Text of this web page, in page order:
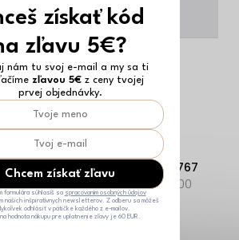
najskôr
+421 23332 9767
Po-Pi: 8:00-18:00
získať kód
zľavu 5€?
nám tu svoj e-mail a my sa ti
zľavou 5€ z ceny tvojej
prvej objednávky.
Chcem získať zľavu
formulára súhlasíš sa spracovaním osobných údajov
našich inšpiratívnych newsletterov. Z odberu sa môžeš
odhlásiť v pätičke každého z e-mailov.
hodnota nákupu pre uplatnenie zľavy je 60 EUR.